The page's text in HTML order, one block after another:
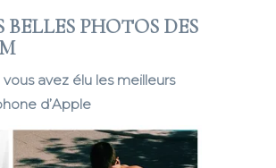
BELLES PHOTOS DES
avez élu les meilleurs
d’Apple